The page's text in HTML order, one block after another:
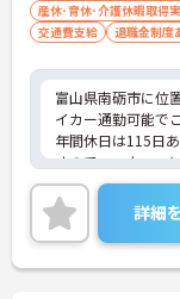
産休･育休･介護休暇取得
交通費支給
退職金制度
富山県南砺市に位
イカー通勤可能で
年間休日は115日
すので、スタッフ
います。
昇給や賞与制度が
と職員に還元され
嬉しい高待遇です
ご興味のある方に
詳細